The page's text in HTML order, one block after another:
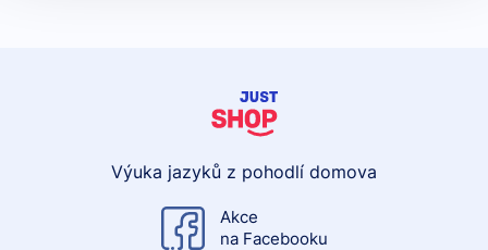
Výuka jazyků z pohodlí domova
Akce
na Facebooku